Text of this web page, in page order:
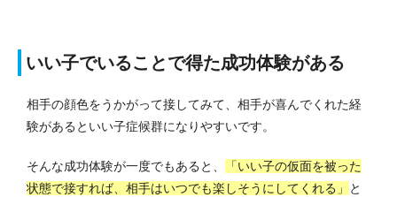
いい子でいることで得た成功体験がある
相手の顔色をうかがって接してみて、相手が喜んでくれた経
験があるといい子症候群になりやすいです。
そんな成功体験が一度でもあると、
「いい子の仮面を被った
状態で接すれば、相手はいつでも楽しそうにしてくれる」
と